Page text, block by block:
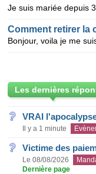
Comment retirer la
Les dernières
VRAI
Il y a 1 minute
Victime des
Le 08/08/2026
Dernière page